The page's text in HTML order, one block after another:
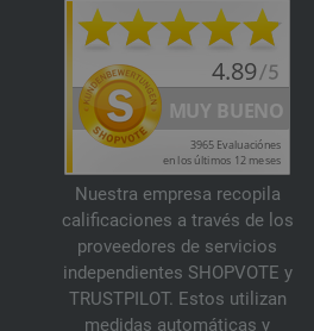
Nuestra empresa recopila
calificaciones a través de los
proveedores de servicios
independientes SHOPVOTE y
TRUSTPILOT. Estos utilizan
medidas automáticas y